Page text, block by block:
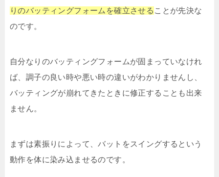
りのバッティングフォームを確立させる ことが先決な
のです。
自分なりのバッティングフォームが固まっていなけれ
ば、調子の良い時や悪い時の違いがわかりませんし、
バッティングが崩れてきたときに修正することも出来
ません。
まずは素振りによって、バットをスイングするという
動作を体に染み込ませるのです。